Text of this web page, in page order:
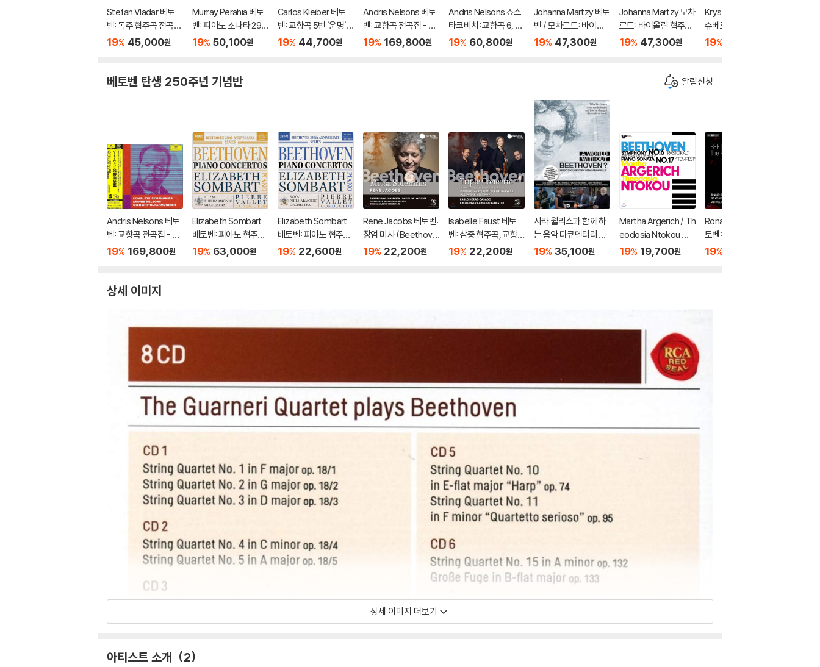
Stefan Vladar 베토
벤: 독주 협주곡 전곡집
(Beethoven:The So
스트라
19% 45,000원
Murray Perahia 베토
벤: 피아노 소나타 29
번 '함머클라비어', 14
106 'Hammerklavier'
19% 50,100원
Carlos Kleiber 베토
벤: 교향곡 5번 `운명`,
7번 - 카를로스 클라이
19% 44,700원
Andris Nelsons 베토
벤: 교향곡 전곡집 - 안
드리스 넬손스 (Beeth
19% 169,800원
Andris Nelsons 쇼스
타코비치: 교향곡 6, 7
번, '리어 왕' (Shostak
19% 60,800원
Johanna Martzy 베토
벤 / 모차르트: 바이올
린 소나타 - 요한나 마
76)
19% 47,300원
Johanna Martzy 모차
르트: 바이올린 협주곡
3번, 4번 - 요한나 마르
19% 47,300원
Krystian Zimerman
슈베르트: 피아노 소나
타 20번, 21번 (Schub
19%
베토벤 탄생 250주년 기념반 알림신청
Andris Nelsons 베토
벤: 교향곡 전곡집 - 안
드리스 넬손스 (Beeth
19% 169,800원
Elizabeth Sombart
베토벤: 피아노 협주곡
전곡 (Beethoven: Pi
19% 63,000원
Elizabeth Sombart
베토벤: 피아노 협주곡
5번, 삼중 협주곡 (Bee
19% 22,600원
Rene Jacobs 베토벤:
장엄 미사 (Beethove
n: Missa Solemnis O
19% 22,200원
Isabelle Faust 베토
벤: 삼중 협주곡, 교향
곡 2번 (Beethoven:
19% 22,200원
사라 윌리스과 함께 하
는 음악 다큐멘터리 -
베토벤이 없었다면?
19% 35,100원
Martha Argerich / Th
eodosia Ntokou 베
토벤: 교향곡 6번 [2대
19% 19,700원
Ronald Brautigam 베
토벤: 피아노 협주곡 전
곡집 - 로날드 브라우
19%
상세 이미지
상세 이미지 더보기
아티스트 소개 2